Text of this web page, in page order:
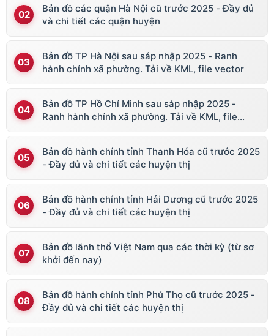
Bản đồ các quận Hà Nội cũ trước 2025 - Đầy đủ
và chi tiết các quận huyện
Bản đồ TP Hà Nội sau sáp nhập 2025 - Ranh
hành chính xã phường. Tải về KML, file vector
Bản đồ TP Hồ Chí Minh sau sáp nhập 2025 -
Ranh hành chính xã phường. Tải về KML, file
Bản đồ hành chính tỉnh Thanh Hóa cũ trước 2025
- Đầy đủ và chi tiết các huyện thị
Bản đồ hành chính tỉnh Hải Dương cũ trước 2025
- Đầy đủ và chi tiết các huyện thị
Bản đồ lãnh thổ Việt Nam qua các thời kỳ (từ sơ
khởi đến nay)
Bản đồ hành chính tỉnh Phú Thọ cũ trước 2025 -
Đầy đủ và chi tiết các huyện thị